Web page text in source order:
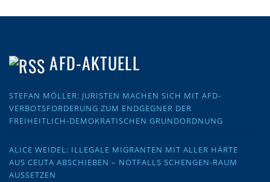
AFD-AKTUELL
STEFAN MÖLLER: JURISTEN MACHEN SICH MIT AFD-
VERBOTSFORDERUNG ZUM ENDGEGNER DER
FREIHEITLICH-DEMOKRATISCHEN GRUNDORDNUNG
ALICE WEIDEL: ILLEGALE MIGRANTEN MIT ALLER HÄRTE
AUS CEUTA ABSCHIEBEN – NOTFALLS SCHENGEN-RAUM
AUSSETZEN